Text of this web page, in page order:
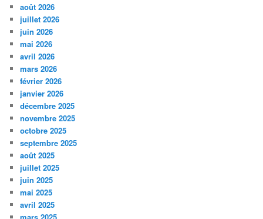
août 2026
juillet 2026
juin 2026
mai 2026
avril 2026
mars 2026
février 2026
janvier 2026
décembre 2025
novembre 2025
octobre 2025
septembre 2025
août 2025
juillet 2025
juin 2025
mai 2025
avril 2025
mars 2025